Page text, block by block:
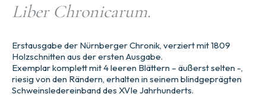
Liber Chronicarum.
Erstausgabe der Nürnberger Chronik, verziert mit 1809
Holzschnitten aus der ersten Ausgabe.
Exemplar komplett mit 4 leeren Blättern – äußerst selten -,
riesig von den Rändern, erhalten in seinem blindgeprägten
Schweinsledereinband des XVIe Jahrhunderts.